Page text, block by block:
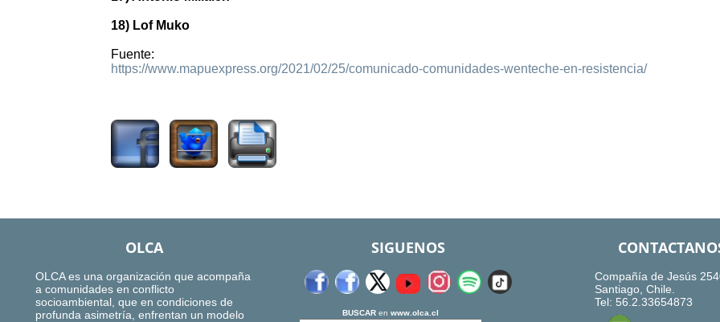
18) Lof Muko
Fuente:
https://www.mapuexpress.org/2021/02/25/comunicado-comunidades-wenteche-en-resistencia/
OLCA
OLCA es una organización que acompaña
a comunidades en conflicto
socioambiental, que en condiciones de
profunda asimetría, enfrentan un modelo
SIGUENOS
BUSCARen www.olca.cl
Compañía de Jesús
Santiago, Chile.
Tel: 56.2.33654873